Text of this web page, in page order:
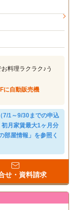
料理ラクラク♪う
に自動販売機
1～9/30までの申込
月家賃最大1ヶ月分
部屋情報」を参照く
せ・資料請求